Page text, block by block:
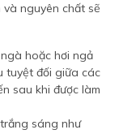
nguyên chất sẽ
hoặc hơi ngả
tuyệt đối giữa các
sau khi được làm
sáng như